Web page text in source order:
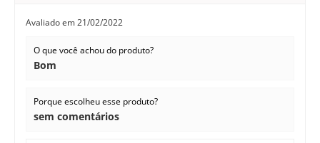
Avaliado em21/02/2022
O que você achou do produto?
Bom
Porque escolheu esse produto?
sem comentários